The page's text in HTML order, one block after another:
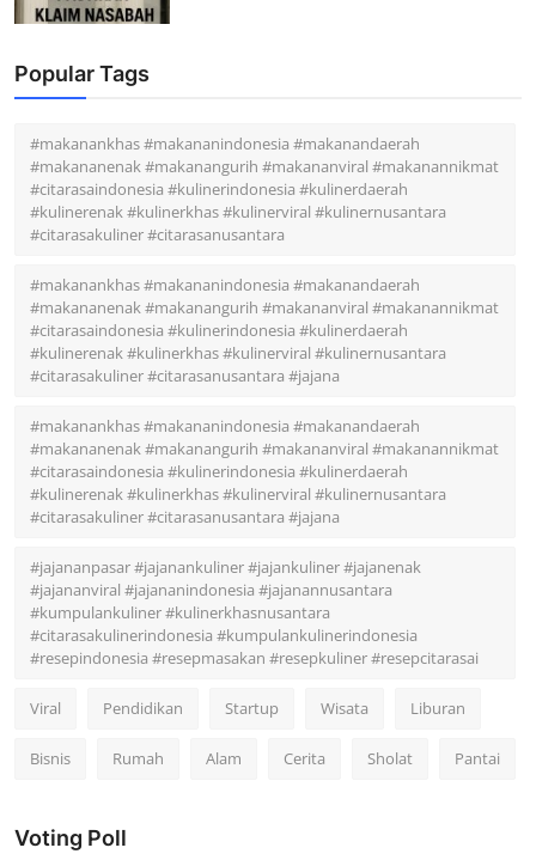
Popular Tags
#makanankhas #makananindonesia #makanandaerah
#makananenak #makanangurih #makananviral #makanannikmat
#citarasaindonesia #kulinerindonesia #kulinerdaerah
#kulinerenak #kulinerkhas #kulinerviral #kulinernusantara
#citarasakuliner #citarasanusantara
#makanankhas #makananindonesia #makanandaerah
#makananenak #makanangurih #makananviral #makanannikmat
#citarasaindonesia #kulinerindonesia #kulinerdaerah
#kulinerenak #kulinerkhas #kulinerviral #kulinernusantara
#citarasakuliner #citarasanusantara #jajana
#makanankhas #makananindonesia #makanandaerah
#makananenak #makanangurih #makananviral #makanannikmat
#citarasaindonesia #kulinerindonesia #kulinerdaerah
#kulinerenak #kulinerkhas #kulinerviral #kulinernusantara
#citarasakuliner #citarasanusantara #jajana
#jajananpasar #jajanankuliner #jajankuliner #jajanenak
#jajananviral #jajananindonesia #jajanannusantara
#kumpulankuliner #kulinerkhasnusantara
#citarasakulinerindonesia #kumpulankulinerindonesia
#resepindonesia #resepmasakan #resepkuliner #resepcitarasai
Viral Pendidikan Startup Wisata Liburan
Bisnis Rumah Alam Cerita Sholat Pantai
Voting Poll